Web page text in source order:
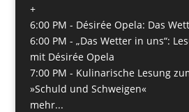
+
6:00 PM - Désirée Opela: Das
6:00 PM - „Das Wetter in uns“:
mit Désirée Opela
7:00 PM - Kulinarische Lesung
»Schuld und Schweigen«
mehr...